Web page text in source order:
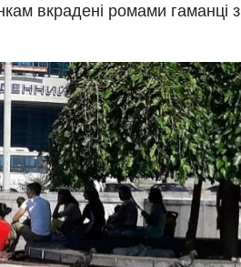
вкрадені ромами гаманці з